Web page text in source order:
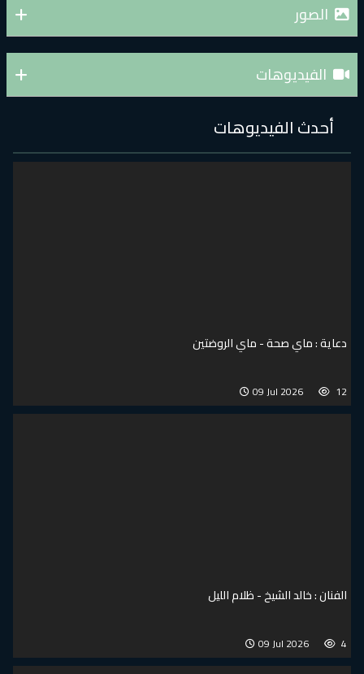
الصور
الفيديوهات
أحدث الفيديوهات
دعاية : ماي صحة - ماي الروضتين
12
09 Jul 2026
الفنان : خالد الشيخ - ظلام الليل
09 Jul 2026